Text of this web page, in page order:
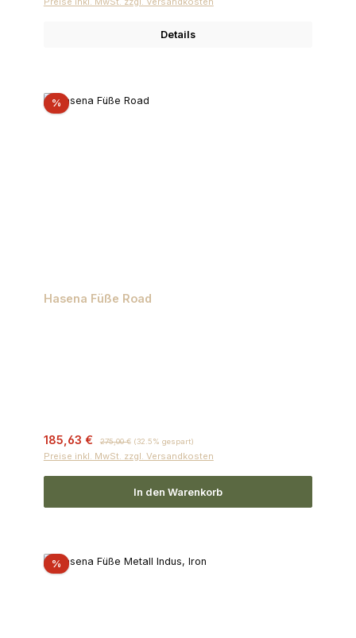
Details
%Rabatt
Hasena Füße Road
Verkaufspreis:
185,63 € 275,00 € (32.5% gespart)
Preise inkl. MwSt. zzgl. Versandkosten
In den Warenkorb
%Rabatt